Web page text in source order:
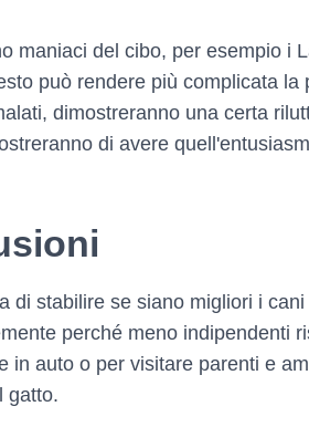
maniaci del cibo, per esempio i
può rendere più complicata
dimostreranno una certa
di avere
di stabilire se siano migliori i
perché meno indipendenti
in auto o per visitare parenti e
gatto.